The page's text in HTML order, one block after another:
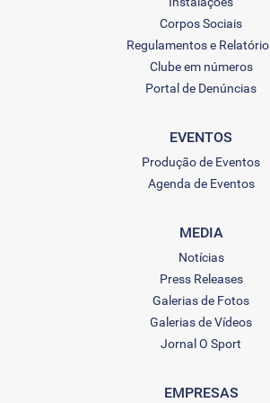
Corpos Sociais
Regulamentos e
Clube em números
Portal de Denúncias
EVENTOS
Produção de Eventos
Agenda de Eventos
MEDIA
Notícias
Press Releases
Galerias de Fotos
Galerias de Vídeos
Jornal O Sport
EMPRESAS